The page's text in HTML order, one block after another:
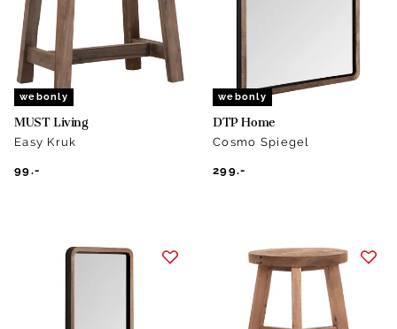
webonly
MUST Living
Easy Kruk
99.-
webonly
DTP Home
Cosmo Spiegel
299.-